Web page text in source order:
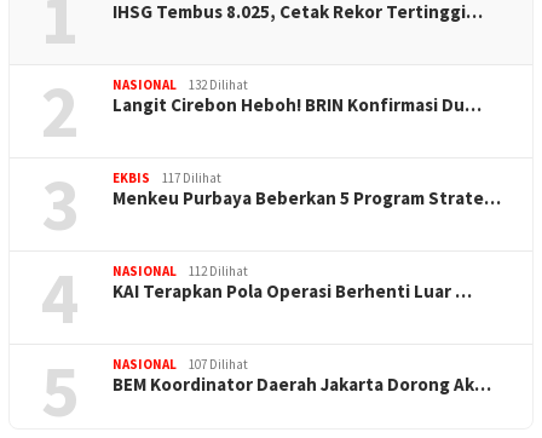
IHSG Tembus 8.025, Cetak Rekor Tertinggi…
2 NASIONAL 132 Dilihat
Langit Cirebon Heboh! BRIN Konfirmasi Du…
3 EKBIS 117 Dilihat
Menkeu Purbaya Beberkan 5 Program Strate…
4 NASIONAL 112 Dilihat
KAI Terapkan Pola Operasi Berhenti Luar …
5 NASIONAL 107 Dilihat
BEM Koordinator Daerah Jakarta Dorong Ak…